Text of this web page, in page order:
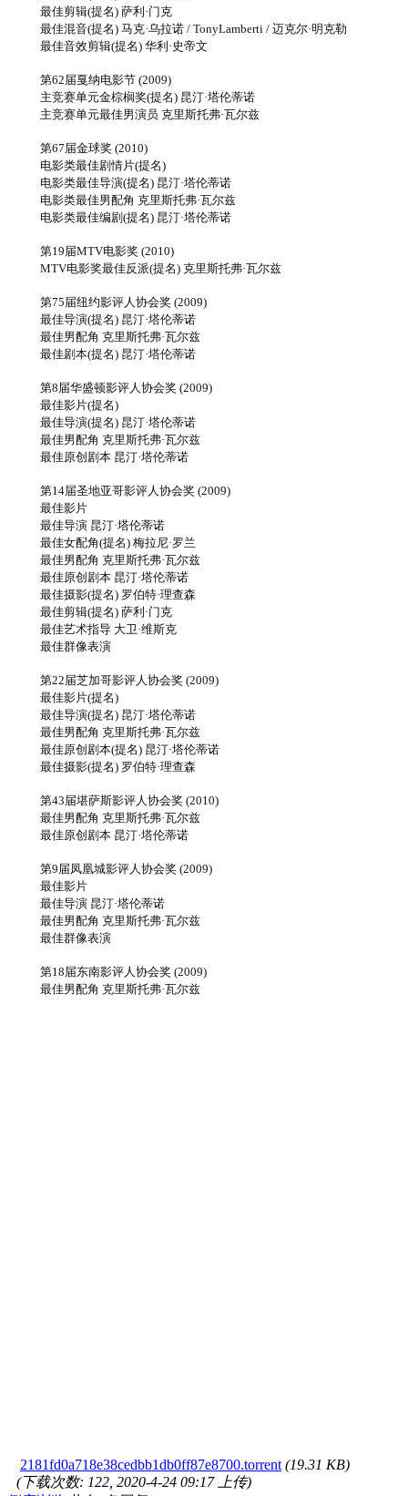
最佳剪辑(提名) 萨利·门克
最佳混音(提名) 马克·乌拉诺 / TonyLamberti / 迈克尔·明克勒
最佳音效剪辑(提名) 华利·史帝文
第62届戛纳电影节 (2009)
主竞赛单元金棕榈奖(提名) 昆汀·塔伦蒂诺
主竞赛单元最佳男演员 克里斯托弗·瓦尔兹
第67届金球奖 (2010)
电影类最佳剧情片(提名)
电影类最佳导演(提名) 昆汀·塔伦蒂诺
电影类最佳男配角 克里斯托弗·瓦尔兹
电影类最佳编剧(提名) 昆汀·塔伦蒂诺
第19届MTV电影奖 (2010)
MTV电影奖最佳反派(提名) 克里斯托弗·瓦尔兹
第75届纽约影评人协会奖 (2009)
最佳导演(提名) 昆汀·塔伦蒂诺
最佳男配角 克里斯托弗·瓦尔兹
最佳剧本(提名) 昆汀·塔伦蒂诺
第8届华盛顿影评人协会奖 (2009)
最佳影片(提名)
最佳导演(提名) 昆汀·塔伦蒂诺
最佳男配角 克里斯托弗·瓦尔兹
最佳原创剧本 昆汀·塔伦蒂诺
第14届圣地亚哥影评人协会奖 (2009)
最佳影片
最佳导演 昆汀·塔伦蒂诺
最佳女配角(提名) 梅拉尼·罗兰
最佳男配角 克里斯托弗·瓦尔兹
最佳原创剧本 昆汀·塔伦蒂诺
最佳摄影(提名) 罗伯特·理查森
最佳剪辑(提名) 萨利·门克
最佳艺术指导 大卫·维斯克
最佳群像表演
第22届芝加哥影评人协会奖 (2009)
最佳影片(提名)
最佳导演(提名) 昆汀·塔伦蒂诺
最佳男配角 克里斯托弗·瓦尔兹
最佳原创剧本(提名) 昆汀·塔伦蒂诺
最佳摄影(提名) 罗伯特·理查森
第43届堪萨斯影评人协会奖 (2010)
最佳男配角 克里斯托弗·瓦尔兹
最佳原创剧本 昆汀·塔伦蒂诺
第9届凤凰城影评人协会奖 (2009)
最佳影片
最佳导演 昆汀·塔伦蒂诺
最佳男配角 克里斯托弗·瓦尔兹
最佳群像表演
第18届东南影评人协会奖 (2009)
最佳男配角 克里斯托弗·瓦尔兹
2181fd0a718e38cedbb1db0ff87e8700.torrent (19.31 KB)
(下载次数: 122, 2020-4-24 09:17 上传)